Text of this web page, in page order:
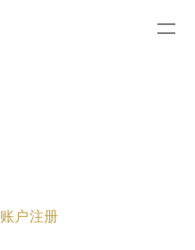
账户注册